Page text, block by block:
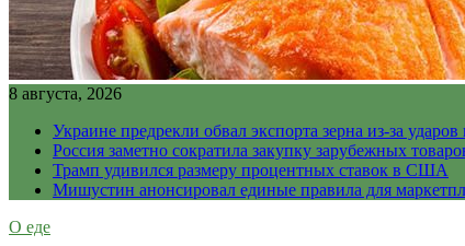
8 августа, 2026
Украине предрекли обвал экспорта зерна из-за
Россия заметно сократила закупку зарубежных
Трамп удивился размеру процентных ставок в США
Мишустин анонсировал единые правила для
О еде